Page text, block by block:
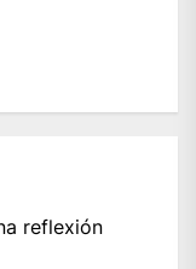
reflexión